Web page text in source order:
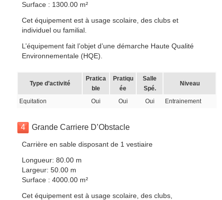
Surface : 1300.00 m²
Cet équipement est à usage scolaire, des clubs et
individuel ou familial.
L’équipement fait l’objet d’une démarche Haute Qualité
Environnementale (HQE).
Type d’activité
Pratica
ble
Pratiqu
ée
Salle
Spé.
Niveau
Equitation Oui Oui Oui Entrainement
4 Grande Carriere D’Obstacle
Carrière en sable disposant de 1 vestiaire
Longueur: 80.00 m
Largeur: 50.00 m
Surface : 4000.00 m²
Cet équipement est à usage scolaire, des clubs,